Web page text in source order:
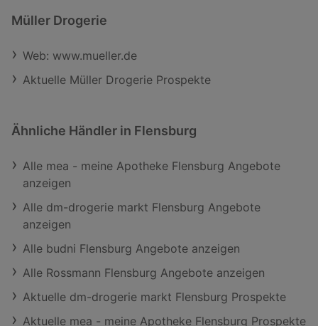
Müller Drogerie
Web: www.mueller.de
Aktuelle Müller Drogerie Prospekte
Ähnliche Händler in Flensburg
Alle mea - meine Apotheke Flensburg Angebote
anzeigen
Alle dm-drogerie markt Flensburg Angebote
anzeigen
Alle budni Flensburg Angebote anzeigen
Alle Rossmann Flensburg Angebote anzeigen
Aktuelle dm-drogerie markt Flensburg Prospekte
Aktuelle mea - meine Apotheke Flensburg Prospekte